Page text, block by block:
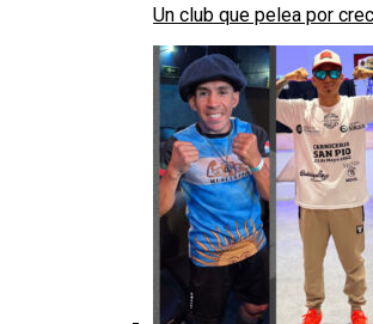
Un club que pelea por